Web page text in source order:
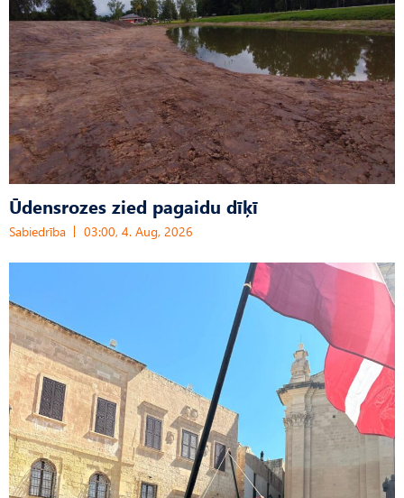
Ūdensrozes zied pagaidu dīķī
Sabiedrība 03:00, 4. Aug, 2026